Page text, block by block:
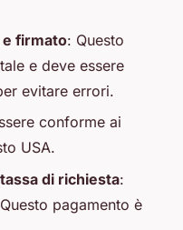
e firmato: Questo
e deve essere
evitare errori.
conforme ai
USA.
di richiesta:
pagamento è